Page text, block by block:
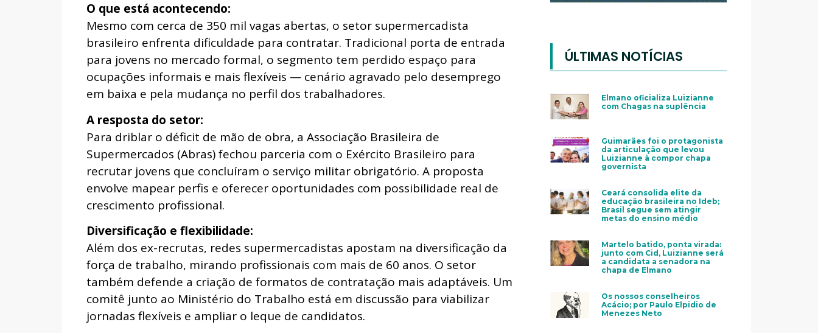
O que está acontecendo:
Mesmo com cerca de 350 mil vagas abertas, o setor supermercadista
brasileiro enfrenta dificuldade para contratar. Tradicional porta de entrada
para jovens no mercado formal, o segmento tem perdido espaço para
ocupações informais e mais flexíveis — cenário agravado pelo desemprego
em baixa e pela mudança no perfil dos trabalhadores.
A resposta do setor:
Para driblar o déficit de mão de obra, a Associação Brasileira de
Supermercados (Abras) fechou parceria com o Exército Brasileiro para
recrutar jovens que concluíram o serviço militar obrigatório. A proposta
envolve mapear perfis e oferecer oportunidades com possibilidade real de
crescimento profissional.
Diversificação e flexibilidade:
Além dos ex-recrutas, redes supermercadistas apostam na diversificação da
força de trabalho, mirando profissionais com mais de 60 anos. O setor
também defende a criação de formatos de contratação mais adaptáveis. Um
comitê junto ao Ministério do Trabalho está em discussão para viabilizar
jornadas flexíveis e ampliar o leque de candidatos.
ÚLTIMAS NOTÍCIAS
Elmano oficializa Luizianne
com Chagas na suplência
Guimarães foi o protagonista
da articulação que levou
Luizianne à compor chapa
governista
Ceará consolida elite da
educação brasileira no Ideb;
Brasil segue sem atingir
metas do ensino médio
Martelo batido, ponta virada:
junto com Cid, Luizianne será
a candidata a senadora na
chapa de Elmano
Os nossos conselheiros
Acácio; por Paulo Elpidio de
Menezes Neto